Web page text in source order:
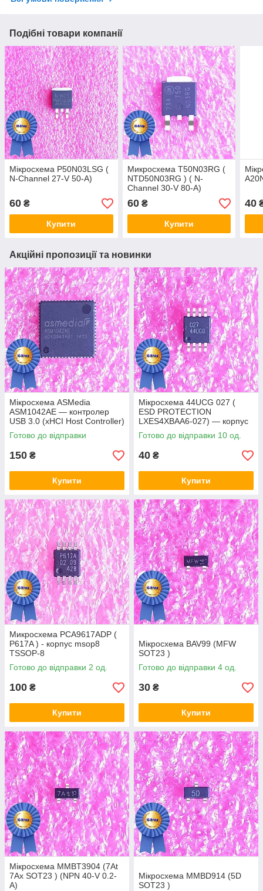
Подібні товари компанії
Мікросхема P50N03LSG (
N-Channel 27-V 50-A)
60 ₴
Купити
Микросхема T50N03RG (
NTD50N03RG ) ( N-
Channel 30-V 80-A)
60₴
Купити
40
Акційні пропозиції та новинки
Мікросхема ASMedia
ASM1042AE — контролер
USB 3.0 (xHCI Host Controller)
Готово до відправки
150 ₴
Купити
Мікросхема 44UCG 027 (
ESD PROTECTION
LXES4XBAA6-027) — корпус
msop8
Готово до відправки 10 од.
40 ₴
Купити
Микросхема PCA9617ADP (
P617A ) - корпус msop8
TSSOP-8
Готово до відправки 2 од.
100 ₴
Купити
Мікросхема BAV99 (MFW
SOT23 )
Готово до відправки 4 од.
30 ₴
Купити
Мікросхема MMBT3904 (7At
7Ax SOT23 ) (NPN 40-V 0.2-
A)
Мікросхема MMBD914 (5D
SOT23 )